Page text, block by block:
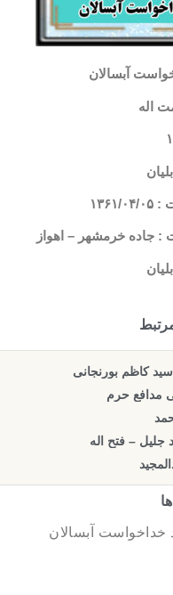
آبسالان
اله
۰۵
جاده خرمشهر – اهواز
کاظم بورنجانی
مدافع حرم
جلیل – فتح اله
خداخواست آبسالان